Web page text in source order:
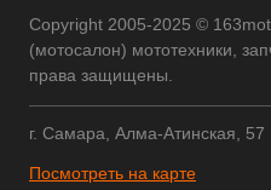
Copyright 2005-2025 ©
(мотосалон) мототехники,
права защищены.
г. Самара, Алма-Атинская, 57
Посмотреть на карте